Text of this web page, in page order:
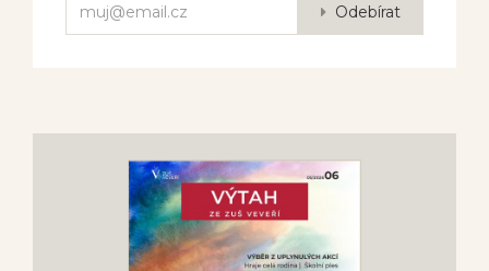
Odebírat